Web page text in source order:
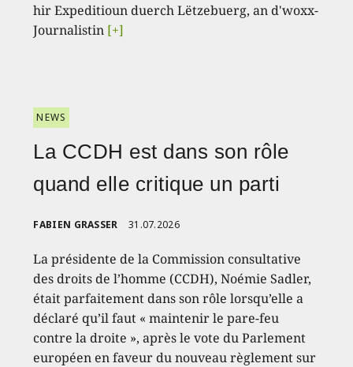
hir Expeditioun duerch Lëtzebuerg, an d'woxx-
Journalistin [+]
NEWS
La CCDH est dans son rôle
quand elle critique un parti
FABIEN GRASSER 31.07.2026
La présidente de la Commission consultative
des droits de l’homme (CCDH), Noémie Sadler,
était parfaitement dans son rôle lorsqu’elle a
déclaré qu’il faut « maintenir le pare-feu
contre la droite », après le vote du Parlement
européen en faveur du nouveau règlement sur